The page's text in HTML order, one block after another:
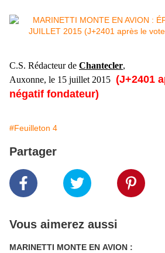
C.S. Rédacteur de Chantecler,
Auxonne, le 15 juillet 2015 (J+2401
négatif fondateur)
#Feuilleton 4
Partager
Vous aimerez aussi
MARINETTI MONTE EN AVION :